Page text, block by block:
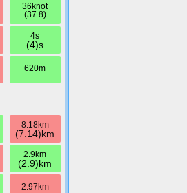
36knot
(37.8)
4s
(4)s
620m
8.18km
(7.14)km
2.9km
(2.9)km
2.97km